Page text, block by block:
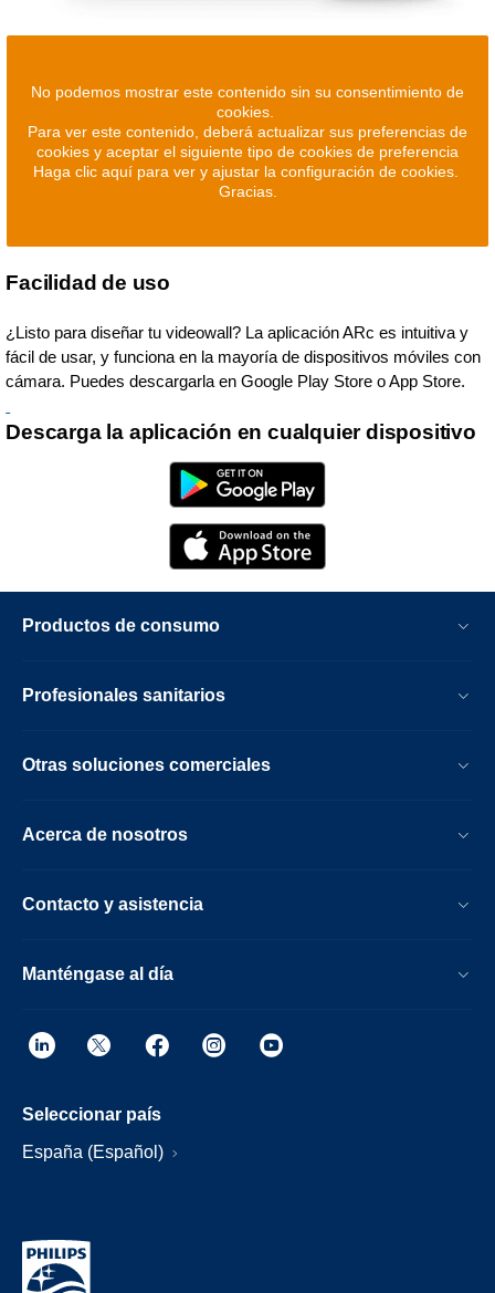
No podemos mostrar este contenido sin su consentimiento de
cookies.
Para ver este contenido, deberá actualizar sus preferencias de
cookies y aceptar el siguiente tipo de cookies de preferencia
Haga clic aquí para ver y ajustar la configuración de cookies.
Gracias.
Facilidad de uso
¿Listo para diseñar tu videowall? La aplicación ARc es intuitiva y
fácil de usar, y funciona en la mayoría de dispositivos móviles con
cámara. Puedes descargarla en Google Play Store o App Store.
Descarga la aplicación en cualquier dispositivo
Productos de consumo
Profesionales sanitarios
Otras soluciones comerciales
Acerca de nosotros
Contacto y asistencia
Manténgase al día
Seleccionar país
España (Español)